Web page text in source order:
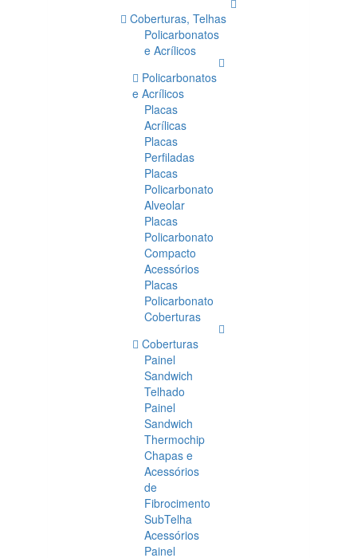
Coberturas, Telhas
Policarbonatos
e Acrílicos
Policarbonatos
e Acrílicos
Placas
Acrílicas
Placas
Perfiladas
Placas
Policarbonato
Alveolar
Placas
Policarbonato
Compacto
Acessórios
Placas
Policarbonato
Coberturas
Coberturas
Painel
Sandwich
Telhado
Painel
Sandwich
Thermochip
Chapas e
Acessórios
de
Fibrocimento
SubTelha
Acessórios
Painel